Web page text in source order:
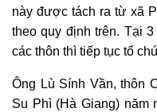
này được tách ra từ xã
theo quy định trên. Tại
các thôn thì tiếp tục tổ
Ông Lù Sính Vần, thôn
Su Phì (Hà Giang) năm